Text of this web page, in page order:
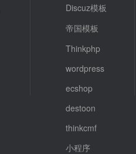
Discuz模板
帝国模板
Thinkphp
wordpress
ecshop
destoon
thinkcmf
小程序